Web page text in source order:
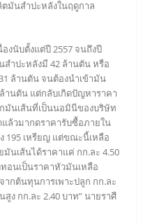
มันสำปะหลังในฤดูกาล
งนับตั้งแต่ปี 2557 จนถึงปี
สำปะหลังมี 42 ล้านตัน หรือ
ล้านตัน จนต้องนำเข้ามัน
านตัน แต่กลับเกิดปัญหาราคา
มันเส้นที่เป็นนอมินีของบริษัท
ล้วมากดราคารับซื้อภายใน
195 เหรียญ แต่ขณะนี้เหลือ
มันเส้นได้ราคาแค่ กก.ละ 4.50
อนเป็นราคาหัวมันเหลือ
ากต้นทุนการเพาะปลูก กก.ละ
ง กก.ละ 2.40 บาท” นายราศี